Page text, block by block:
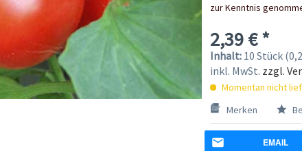
zur Kenntnis
2,39 € *
Inhalt: 10 Stück
inkl. MwSt. zzgl.
Momentan nicht
Merken
EMAIL